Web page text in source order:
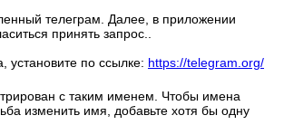
телеграм. Далее, в приложении
принять запрос..
установите по ссылке: https://telegram.org/
с таким именем. Чтобы имена
изменить имя, добавьте хотя бы одну